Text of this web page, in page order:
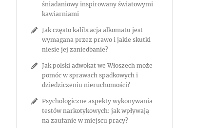
śniadaniowy inspirowany światowymi
kawiarniami
Jak często kalibracja alkomatu jest
wymagana przez prawo i jakie skutki
niesie jej zaniedbanie?
Jak polski adwokat we Włoszech może
pomóc w sprawach spadkowych i
dziedziczeniu nieruchomości?
Psychologiczne aspekty wykonywania
testów narkotykowych: jak wpływają
na zaufanie w miejscu pracy?